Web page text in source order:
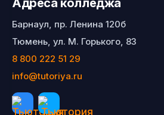
Адреса колледжа
Барнаул, пр. Ленина 120б
Тюмень, ул. М. Горького, 83
8 800 222 51 29
info@tutoriya.ru